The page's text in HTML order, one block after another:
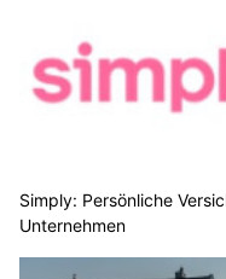
Simply: Persönliche
Unternehmen